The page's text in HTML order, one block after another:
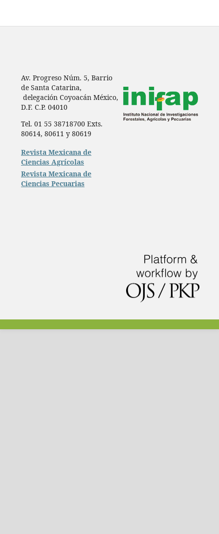
Av. Progreso Núm. 5, Barrio
de Santa Catarina,
delegación Coyoacán México,
D.F. C.P. 04010
Tel. 01 55 38718700 Exts.
80614, 80611 y 80619
Revista Mexicana de
Ciencias Agrícolas
Revista Mexicana de
Ciencias Pecuarias